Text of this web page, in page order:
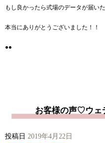
もし良かったら式場のデータが届い
本当にありがとうございました！！
●●
お客様の声♡ウェ
投稿日 2019年4月22日